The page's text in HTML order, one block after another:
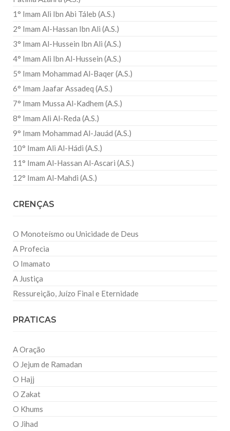
1° Imam Ali Ibn Abi Táleb (A.S.)
2° Imam Al-Hassan Ibn Ali (A.S.)
3° Imam Al-Hussein Ibn Ali (A.S.)
4° Imam Ali Ibn Al-Hussein (A.S.)
5° Imam Mohammad Al-Baqer (A.S.)
6° Imam Jaafar Assadeq (A.S.)
7° Imam Mussa Al-Kadhem (A.S.)
8° Imam Ali Al-Reda (A.S.)
9° Imam Mohammad Al-Jauád (A.S.)
10° Imam Ali Al-Hádi (A.S.)
11° Imam Al-Hassan Al-Ascari (A.S.)
12° Imam Al-Mahdi (A.S.)
CRENÇAS
O Monoteísmo ou Unicidade de Deus
A Profecia
O Imamato
A Justiça
Ressureição, Juízo Final e Eternidade
PRATICAS
A Oração
O Jejum de Ramadan
O Hajj
O Zakat
O Khums
O Jihad